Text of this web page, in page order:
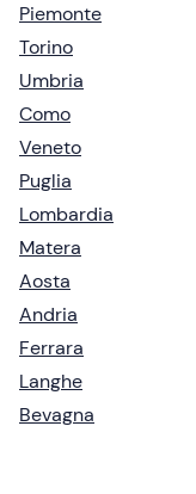
Piemonte
Torino
Umbria
Como
Veneto
Puglia
Lombardia
Matera
Aosta
Andria
Ferrara
Langhe
Bevagna